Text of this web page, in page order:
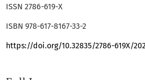
ISSN 2786-619-Х
ISBN 978-617-8167-33-2
https://doi.org/10.32835/2786-619X/